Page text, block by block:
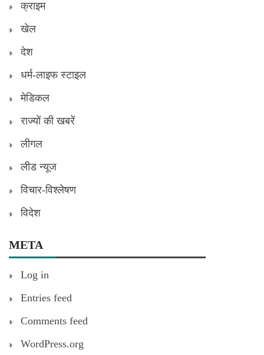
क्राइम
खेल
देश
धर्म-लाइफ स्टाइल
मेडिकल
राज्यों की खबरें
लीगल
लीड न्यूज
विचार-विश्लेषण
विदेश
META
Log in
Entries feed
Comments feed
WordPress.org